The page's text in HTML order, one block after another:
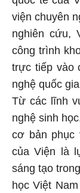
viện chuyên
nghiên cứu,
công trình
trực tiếp vào
nghệ quốc gia.
Từ các lĩnh
nghệ sinh
cơ bản phục
của Viện là
sáng tạo
học Việt